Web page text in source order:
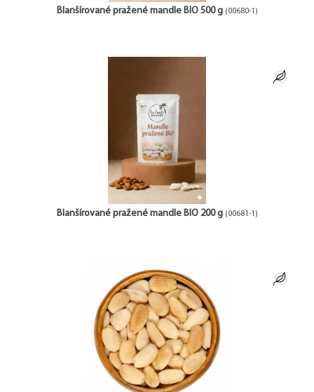
Blanšírované pražené mandle BIO 500 g (00680-1)
Blanšírované pražené mandle BIO 200 g (00681-1)